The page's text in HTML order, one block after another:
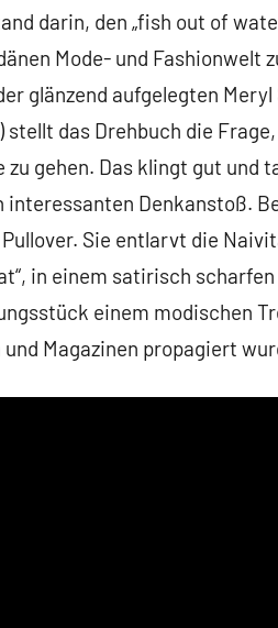
darin, den „fish out of
Mode- und
glänzend aufgelegten
stellt das Drehbuch die
zu gehen. Das klingt gut und
interessanten Denkanstoß.
Sie entlarvt die
in einem satirisch
einem modischen
Magazinen propagiert